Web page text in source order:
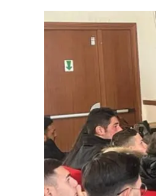
Lac Network